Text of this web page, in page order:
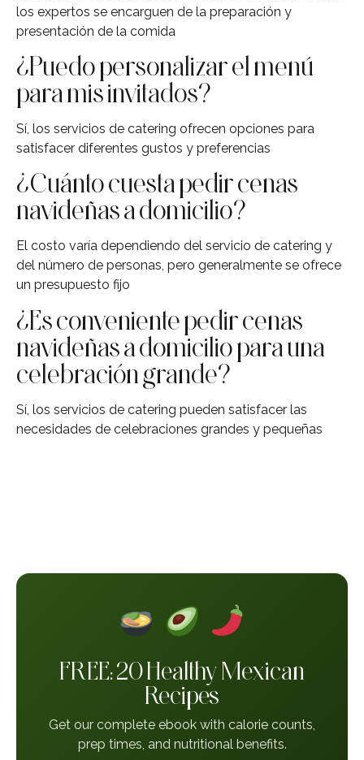
los expertos se encarguen de la preparación y
presentación de la comida
¿Puedo personalizar el menú
para mis invitados?
Sí, los servicios de catering ofrecen opciones para
satisfacer diferentes gustos y preferencias
¿Cuánto cuesta pedir cenas
navideñas a domicilio?
El costo varía dependiendo del servicio de catering y
del número de personas, pero generalmente se ofrece
un presupuesto fijo
¿Es conveniente pedir cenas
navideñas a domicilio para una
celebración grande?
Sí, los servicios de catering pueden satisfacer las
necesidades de celebraciones grandes y pequeñas
FREE: 20 Healthy Mexican
Recipes
Get our complete ebook with calorie counts,
prep times, and nutritional benefits.